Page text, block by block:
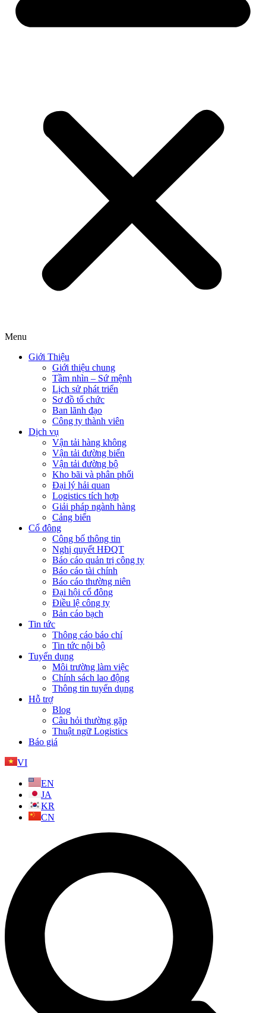
Menu
Giới Thiệu
Giới thiệu chung
Tầm nhìn – Sứ mệnh
Lịch sử phát triển
Sơ đồ tổ chức
Ban lãnh đạo
Công ty thành viên
Dịch vụ
Vận tải hàng không
Vận tải đường biển
Vận tải đường bộ
Kho bãi và phân phối
Đại lý hải quan
Logistics tích hợp
Giải pháp ngành hàng
Cảng biển
Cổ đông
Công bố thông tin
Nghị quyết HĐQT
Báo cáo quản trị công ty
Báo cáo tài chính
Báo cáo thường niên
Đại hội cổ đông
Điều lệ công ty
Bản cáo bạch
Tin tức
Thông cáo báo chí
Tin tức nội bộ
Tuyển dụng
Môi trường làm việc
Chính sách lao động
Thông tin tuyển dụng
Hỗ trợ
Blog
Câu hỏi thường gặp
Thuật ngữ Logistics
Báo giá
VI
EN
JA
KR
CN